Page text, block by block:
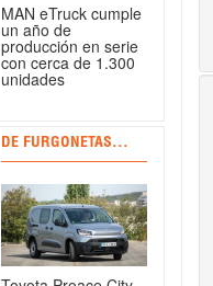
MAN eTruck cumple
un año de
producción en serie
con cerca de 1.300
unidades
DE FURGONETAS...